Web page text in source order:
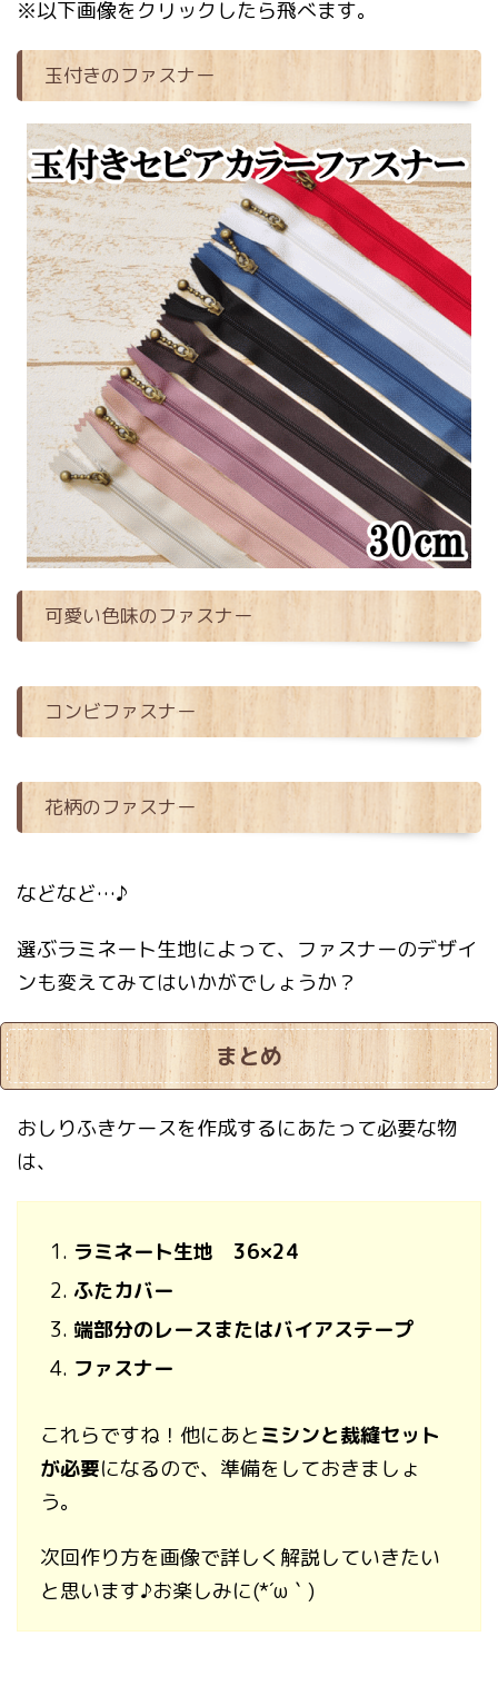
※以下画像をクリックしたら飛べます。
玉付きのファスナー
可愛い色味のファスナー
コンビファスナー
花柄のファスナー
などなど…♪
選ぶラミネート生地によって、ファスナーのデザイ
ンも変えてみてはいかがでしょうか？
まとめ
おしりふきケースを作成するにあたって必要な物
は、
ラミネート生地 36×24
ふたカバー
端部分のレースまたはバイアステープ
ファスナー
これらですね！他にあと ミシンと裁縫セット
が必要になるので、準備をしておきましょ
う。
次回作り方を画像で詳しく解説していきたい
と思います♪お楽しみに(*´ω｀)